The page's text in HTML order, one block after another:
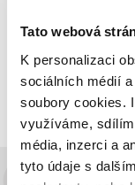
Tato webová
K personalizaci
sociálních médií
soubory cookies.
využíváme,
média, inzerci a
tyto údaje s
Zobrazuji 1 až 1 z